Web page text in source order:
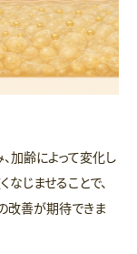
加齢によって変化し
じませることで、
改善が期待できま